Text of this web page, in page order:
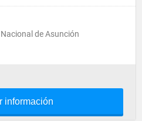
de Asunción
información